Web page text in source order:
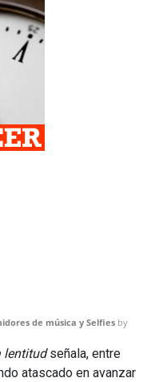
de música y Selfies by
lentitudseñala, entre
atascado en avanzar